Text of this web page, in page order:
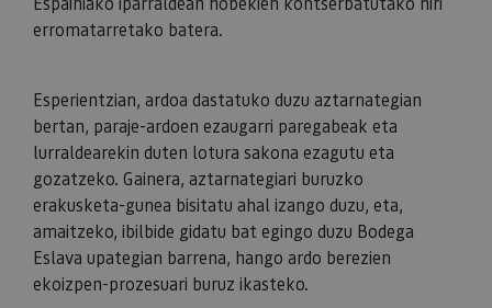
erromatarretako batera.
Esperientzian, ardoa dastatuko duzu aztarnategian
bertan, paraje-ardoen ezaugarri paregabeak eta
lurraldearekin duten lotura sakona ezagutu eta
gozatzeko. Gainera, aztarnategiari buruzko
erakusketa-gunea bisitatu ahal izango duzu, eta,
amaitzeko, ibilbide gidatu bat egingo duzu Bodega
Eslava upategian barrena, hango ardo berezien
ekoizpen-prozesuari buruz ikasteko.